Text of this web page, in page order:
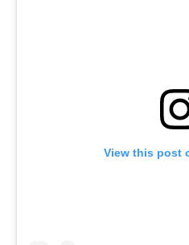
View this post